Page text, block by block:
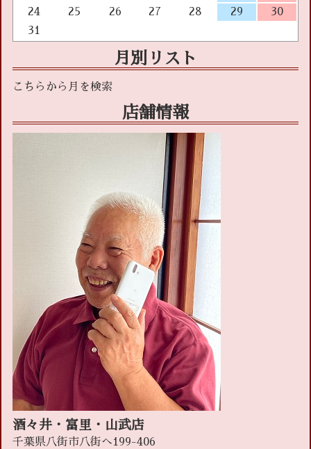
24
25 26 27 28 29
30
31
月別リスト
店舗情報
酒々井・富里・山武店
千葉県八街市八街へ199-406